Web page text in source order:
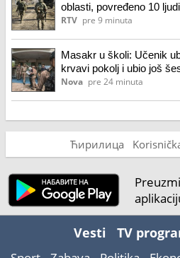
oblasti, povređeno 10 ljudi
RTV pre 9 minuta
Masakr u školi: Učenik
krvavi pokolj i ubio još
Nova pre 24 minuta
Ћирилица
Vesti TV